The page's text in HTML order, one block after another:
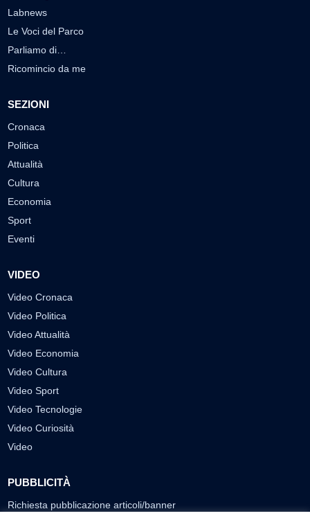
Labnews
Le Voci del Parco
Parliamo di…
Ricomincio da me
SEZIONI
Cronaca
Politica
Attualità
Cultura
Economia
Sport
Eventi
VIDEO
Video Cronaca
Video Politica
Video Attualità
Video Economia
Video Cultura
Video Sport
Video Tecnologie
Video Curiosità
Video
PUBBLICITÀ
Richiesta pubblicazione articoli/banner